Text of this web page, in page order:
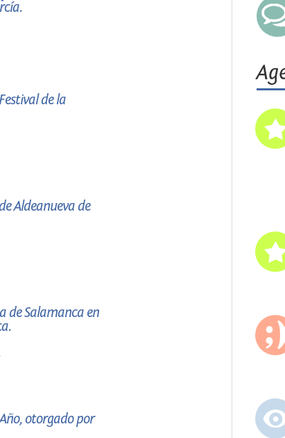
de la
Aldeanueva de
de Salamanca en
otorgado por